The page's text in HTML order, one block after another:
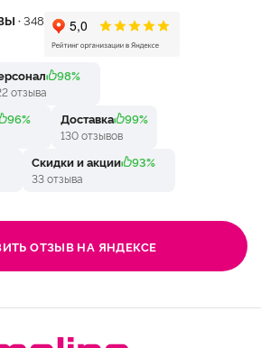
·348
98%
отзыва
96% Доставка 99%
130 отзывов
Скидки и акции 93%
33 отзыва
ОТЗЫВ НА ЯНДЕКСЕ